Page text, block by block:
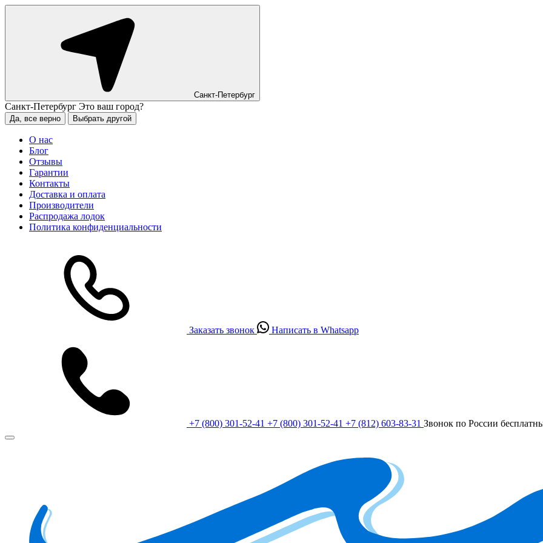
Санкт-Петербург
Санкт-Петербург Это ваш город?
Да, все верно Выбрать другой
О нас
Блог
Отзывы
Гарантии
Контакты
Доставка и оплата
Производители
Распродажа лодок
Политика конфиденциальности
Заказать звонок Написать в Whatsapp
+7 (800) 301-52-41 +7 (800) 301-52-41 +7 (812) 603-83-31 Звонок по России